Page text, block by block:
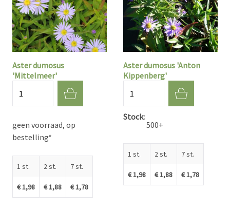
Aster dumosus
'Mittelmeer'
geen voorraad, op
bestelling*
1 st.
€ 1,98
2 st.
€ 1,88
7 st.
€ 1,78
Aster dumosus 'Anton
Kippenberg'
Stock
500+
1 st.
€ 1,98
2 st.
€ 1,88
7 st.
€ 1,78